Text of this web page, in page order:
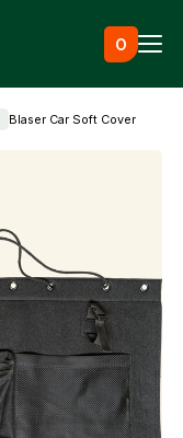
0
Blaser Car Soft Cover